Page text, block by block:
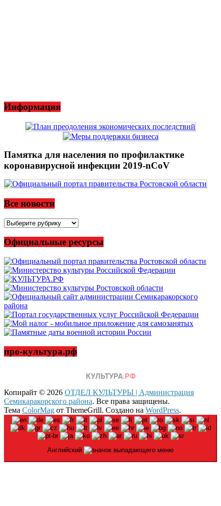
Информация
Памятка для населения по профилактике
коронавирусной инфекции 2019-nCoV
Все новости
Все
Официальные ресурсы
про-культура.рф
Копирайт © 2026 ОТДЕЛ КУЛЬТУРЫ | Администрация
Семикаракорского района. Все права защищены.
Тема ColorMag от ThemeGrill. Создано на WordPress.
Английский